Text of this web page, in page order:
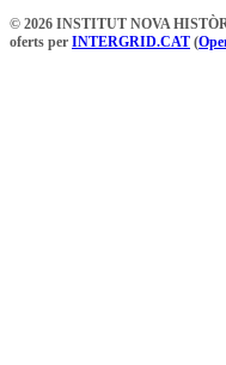
© 2026 INSTITUT NOVA
oferts per INTERGRID.CAT (